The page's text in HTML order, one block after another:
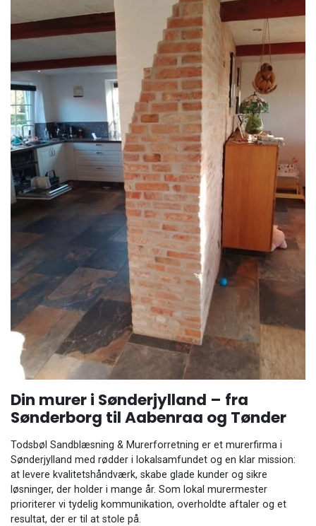
Din murer i Sønderjylland – fra
Sønderborg til Aabenraa og Tønder
Todsbøl Sandblæsning & Murerforretning er et murerfirma i
Sønderjylland med rødder i lokalsamfundet og en klar mission:
at levere kvalitetshåndværk, skabe glade kunder og sikre
løsninger, der holder i mange år. Som lokal murermester
prioriterer vi tydelig kommunikation, overholdte aftaler og et
resultat, der er til at stole på.